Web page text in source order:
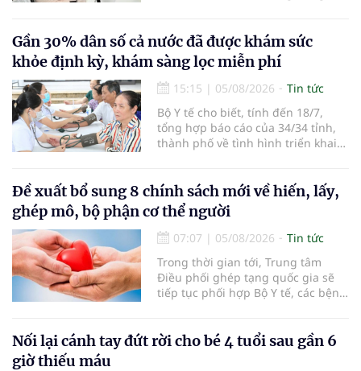
em bé đầu tiên chào đời.
Gần 30% dân số cả nước đã được khám sức
khỏe định kỳ, khám sàng lọc miễn phí
15:15 | 05/08/2026
Tin tức
Bộ Y tế cho biết, tính đến 18/7,
tổng hợp báo cáo của 34/34 tỉnh,
thành phố về tình hình triển khai
nhận 32.286.360 người, chiếm gần
30% dân số cả nước đã được khám
sức khỏe định kỳ năm nay.
Đề xuất bổ sung 8 chính sách mới về hiến, lấy,
ghép mô, bộ phận cơ thể người
07:07 | 05/08/2026
Tin tức
Trong thời gian tới, Trung tâm
Điều phối ghép tạng quốc gia sẽ
tiếp tục phối hợp Bộ Y tế, các bệnh
cường truyền thông, hoàn thiện
quy trình chuyên môn và hệ thống
Nối lại cánh tay đứt rời cho bé 4 tuổi sau gần 6
giờ thiếu máu